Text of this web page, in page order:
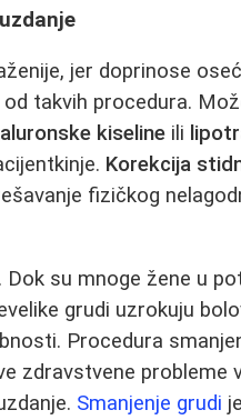
jer doprinose
od takvih procedura.
kiseline ili
Korekcija
fizičkog
su mnoge žene u
grudi uzrokuju
Procedura
zdravstvene probleme
Smanjenje grudi